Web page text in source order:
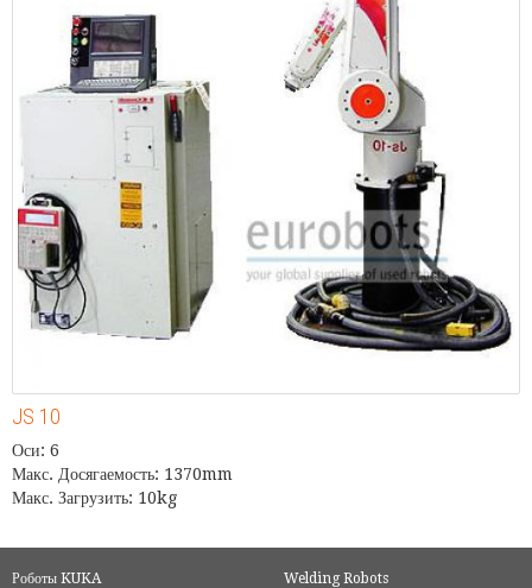
JS 10
Оси: 6
Макс. Досягаемость: 1370mm
Макс. Загрузить: 10kg
Роботы KUKA
Welding Robots